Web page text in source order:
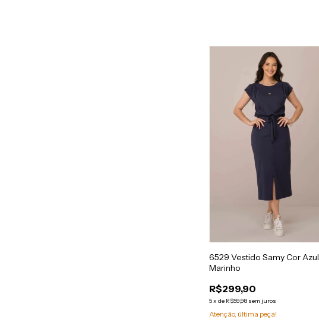
6529 Vestido Samy Cor Azul
Marinho
R$299,90
5xde R$59,98 sem juros
Atenção, última peça!